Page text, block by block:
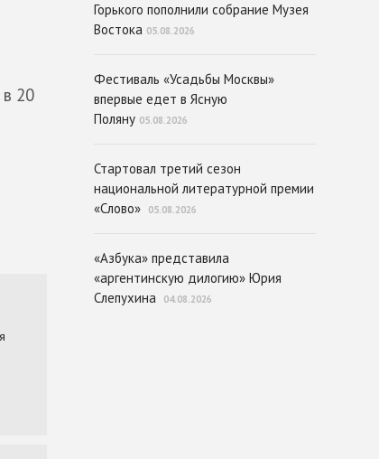
в 20
Горького пополнили собрание Музея
Востока 05.08.2026
Фестиваль «Усадьбы Москвы»
впервые едет в Ясную
Поляну 05.08.2026
Стартовал третий сезон
национальной литературной премии
«Слово»
05.08.2026
«Азбука» представила
«аргентинскую дилогию» Юрия
Слепухина
04.08.2026